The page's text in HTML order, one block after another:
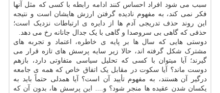
سبب می شود افراد احساس کنند ادامه رابطه با کسی که مثل آنها
فکر نمی کند، به مفهوم نادیده گرفتن ارزش هایشان است و نتیجه
این روند حذف تدریجی آدم ها از دایره ی ارتباطات نزدیک است؛
حذفی که گاهی بی سروصدا و گاهی با یک جدال جانانه رخ می دهد.
دوستی هایی که سال ها بر پایه ی خاطره، اعتماد و تجربه های
مشترک شکل گرفته اند، حالا زیر سایه پرسش های تازه قرار می
گیرند؛ آیا میتوان با کسی که تحلیل سیاسی متفاوتی دارد، بازهم
دوست ماند؟ آیا سکوت در مقابل یک اتفاق خاص که همه ی جامعه
درگیر آن هستند، به مفهوم تأیید آن است؟ آیا همدلی حتماً باید به
یکسان شدن عقیده ها منجر شود؟ و.... این پرسش ها، بدون آن که